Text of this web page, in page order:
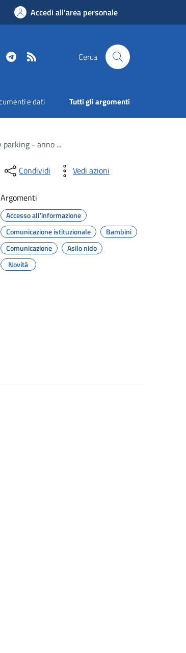
Accedi all'area personale
FacebookTelegram Cerca
e dati Tutti gli argomenti
- anno ...
Condividi Vedi azioni
Argomenti
Accesso all'informazione
Comunicazione istituzionale
Bambini
Comunicazione
Asilo nido
Novità